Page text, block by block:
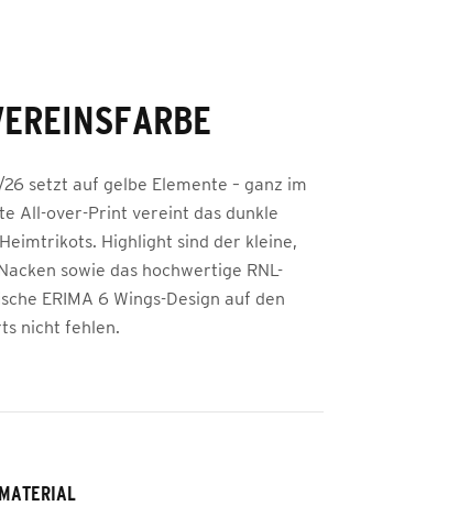
setzt auf gelbe Elemente – ganz im
All-over-Print vereint das dunkle
Highlight sind der kleine,
sowie das hochwertige RNL-
ERIMA 6 Wings-Design auf den
nicht fehlen.
MATERIAL